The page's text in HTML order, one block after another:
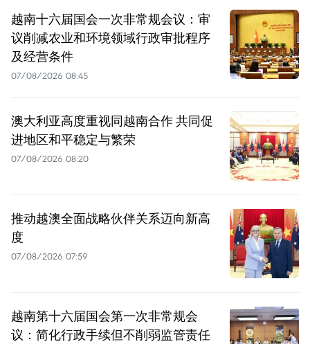
越南十六届国会一次非常规会议：审
议削减农业和环境领域行政审批程序
及经营条件
07/08/2026 08:45
澳大利亚高度重视同越南合作 共同促
进地区和平稳定与繁荣
07/08/2026 08:20
推动越澳全面战略伙伴关系迈向新高
度
07/08/2026 07:59
越南第十六届国会第一次非常规会
议：简化行政手续但不削弱监管责任